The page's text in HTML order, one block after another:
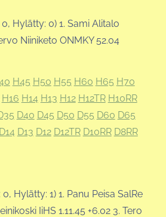
Hylätty: 0) 1. Sami Alitalo
Niiniketo ONMKY 52.04
H45 H50 H55 H60 H65 H70
H16 H14 H13 H12 H12TR H10RR
D40 D45 D50 D55 D60 D65
D14 D13 D12 D12TR D10RR D8RR
Hylätty: 1) 1. Panu Peisa SalRe
IiHS 1.11.45 +6.02 3. Tero